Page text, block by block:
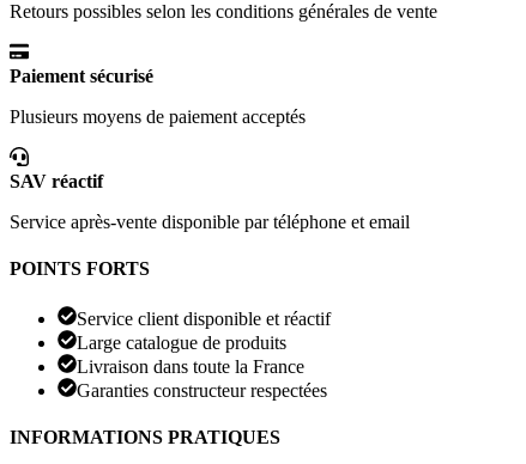
Retours possibles selon les conditions générales de vente
Paiement sécurisé
Plusieurs moyens de paiement acceptés
SAV réactif
Service après-vente disponible par téléphone et email
POINTS FORTS
Service client disponible et réactif
Large catalogue de produits
Livraison dans toute la France
Garanties constructeur respectées
INFORMATIONS PRATIQUES